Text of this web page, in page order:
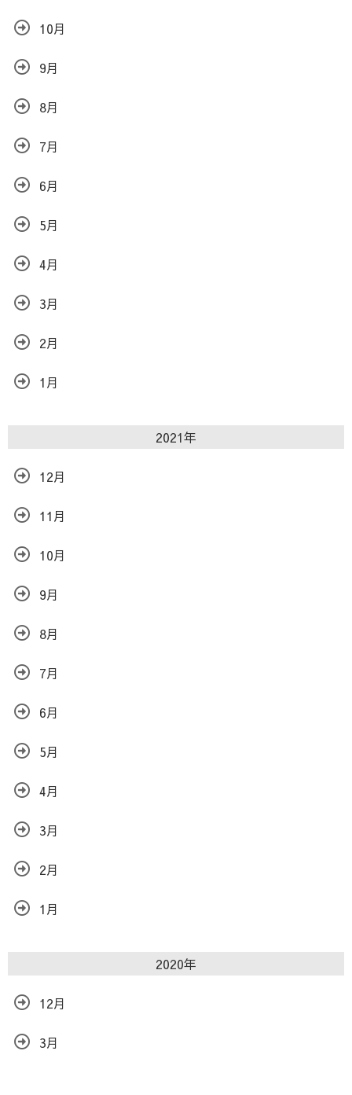
10月
9月
8月
7月
6月
5月
4月
3月
2月
1月
2021年
12月
11月
10月
9月
8月
7月
6月
5月
4月
3月
2月
1月
2020年
12月
3月